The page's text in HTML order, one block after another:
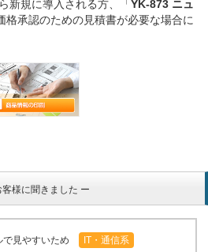
新規に導入される方、「YK-873 ニュ
格承認のための見積書が必要な場合に
様に聞きました ー
見やすいため IT・通信系